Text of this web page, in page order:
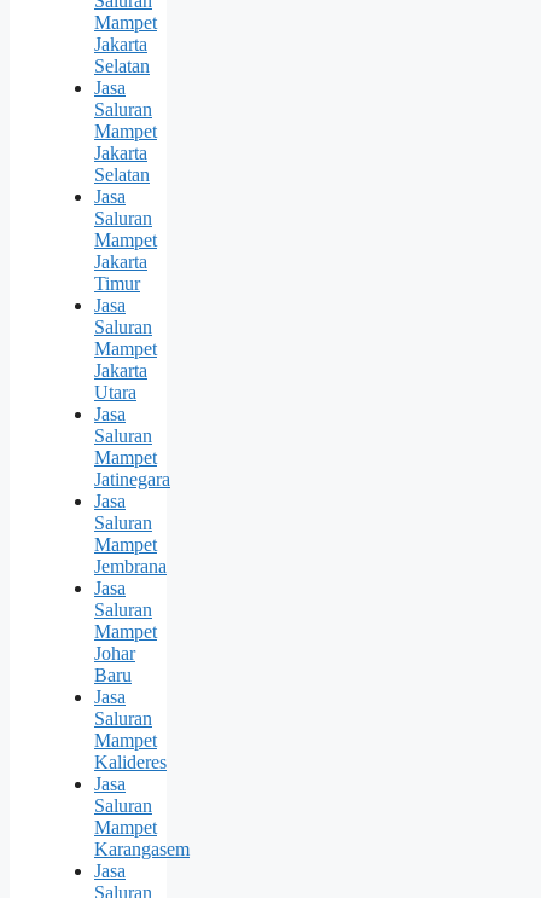
Mampet
Jakarta
Selatan
Jasa
Saluran
Mampet
Jakarta
Selatan
Jasa
Saluran
Mampet
Jakarta
Timur
Jasa
Saluran
Mampet
Jakarta
Utara
Jasa
Saluran
Mampet
Jatinegara
Jasa
Saluran
Mampet
Jembrana
Jasa
Saluran
Mampet
Johar
Baru
Jasa
Saluran
Mampet
Kalideres
Jasa
Saluran
Mampet
Karangasem
Jasa
Saluran